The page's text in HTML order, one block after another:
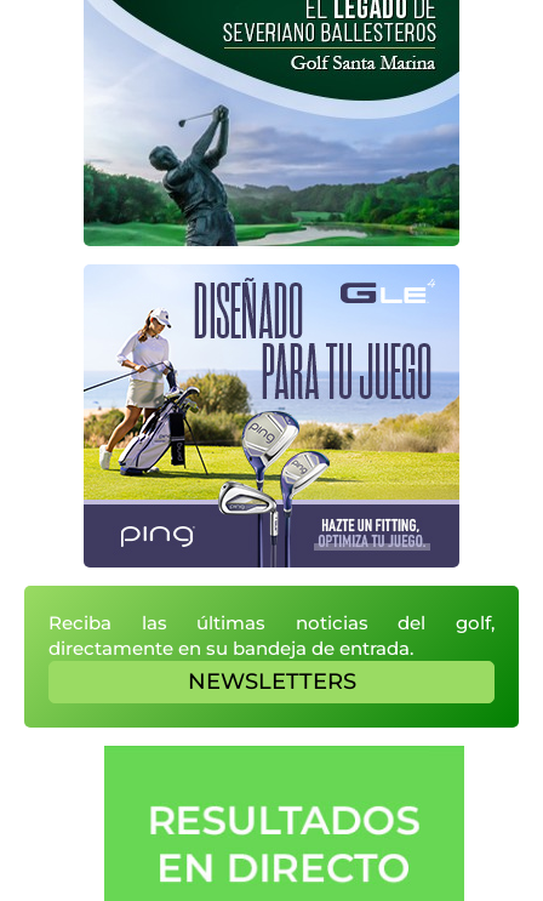
Reciba las últimas noticias del golf,
directamente en su bandeja de entrada.
NEWSLETTERS